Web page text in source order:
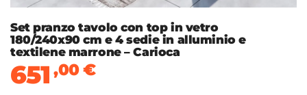
Set pranzo tavolo con top in vetro
180/240x90 cm e 4 sedie in alluminio e
textilene marrone – Carioca
651,00€